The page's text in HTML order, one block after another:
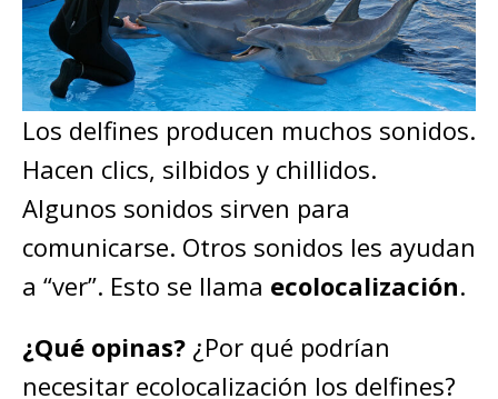
Los delfines producen muchos sonidos.
Hacen clics, silbidos y chillidos.
Algunos sonidos sirven para
comunicarse. Otros sonidos les ayudan
a “ver”. Esto se llama ecolocalización.
¿Qué opinas? ¿Por qué podrían
necesitar ecolocalización los delfines?